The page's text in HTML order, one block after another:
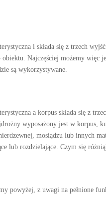
i składa się z trzech
Najczęściej możemy więc
są wykorzystywane.
a korpus składa się z
wyposażony jest w korpus,
mosiądzu lub innych
lub rozdzielające. Czym się
powyżej, z uwagi na pełnione